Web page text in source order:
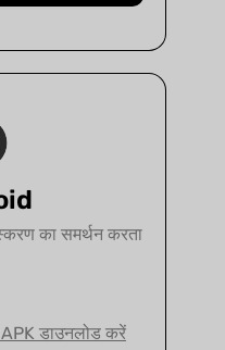
का समर्थन करता
डाउनलोड करें